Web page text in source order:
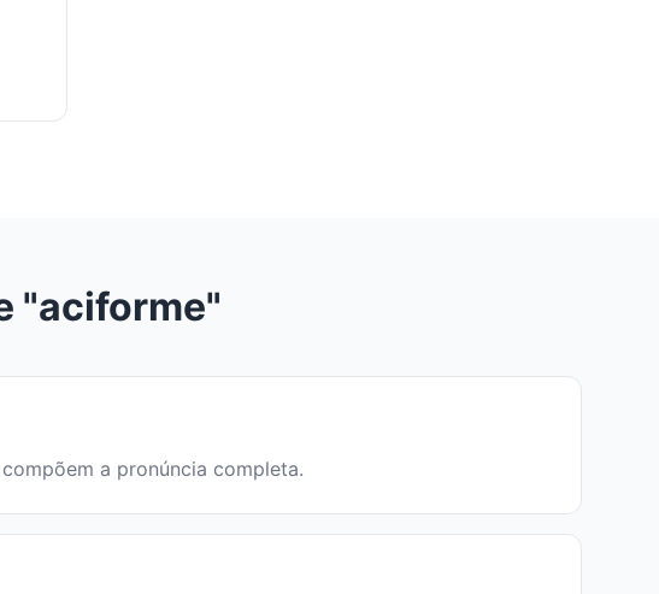
"aciforme"
a pronúncia completa.